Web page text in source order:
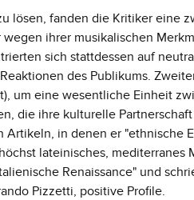
lösen, fanden die Kritiker eine
ihrer musikalischen
sich stattdessen auf
des Publikums.
um eine wesentliche Einheit
die ihre kulturelle
Artikeln, in denen er "ethnische
lateinisches,
Renaissance" und
Pizzetti, positive Profile.